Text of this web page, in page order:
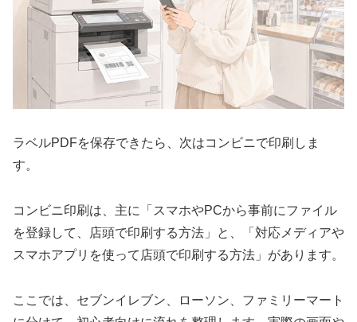
ラベルPDFを保存できたら、次はコンビニで印刷しま
す。
コンビニ印刷は、主に「スマホやPCから事前にファイル
を登録して、店頭で印刷する方法」と、「対応メディアや
スマホアプリを使って店頭で印刷する方法」があります。
ここでは、セブンイレブン、ローソン、ファミリーマート